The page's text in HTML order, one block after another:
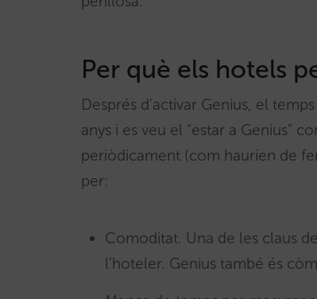
Per què els hotels
Després d’activar Genius, el
anys i es veu el “estar a Genius”
periòdicament (com haurien de
per:
Comoditat. Una de les claus
l’hoteler. Genius també és